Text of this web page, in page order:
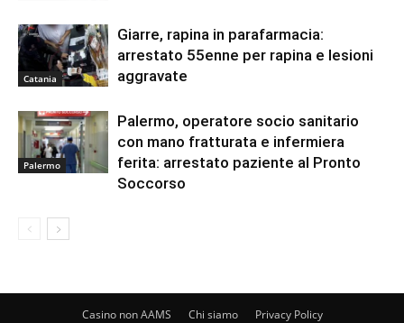
Catania
Giarre, rapina in parafarmacia:
arrestato 55enne per rapina e lesioni
aggravate
Palermo
Palermo, operatore socio sanitario
con mano fratturata e infermiera
ferita: arrestato paziente al Pronto
Soccorso
Casino non AAMS Chi siamo Privacy Policy